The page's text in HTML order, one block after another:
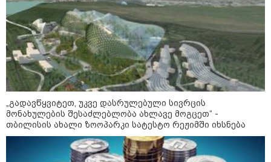
12:34 / 08-08-2026
რას აცხადებს ირაკლი კობახიძე
ელექტროენერგიის რამდენჯერმე
გათიშვასთან დაკავშირებით?
19:32 / 08-08-2026
"სიმბოლურია, რომ კობახიძის
მოღალატეობრივი განცხადება
საქართველოს
თავისუფლებისთვის შეწირული
„გადავწყვიტეთ, უკვე დასრულებული სივრცის
მონახულების შესაძლებლობა ახლავე მოგცეთ“ -
თბილისის ახალი ზოოპარკი სატესტო რეჟიმში იხსნება